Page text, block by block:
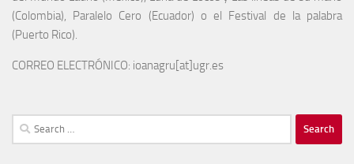
(Colombia), Paralelo Cero (Ecuador) o el Festival de la palabra
(Puerto Rico).
CORREO ELECTRÓNICO: ioanagru[at]ugr.es
Search
for: